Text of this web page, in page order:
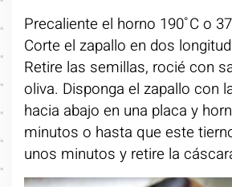
Precaliente el horno 190˚C o
Corte el zapallo en dos
Retire las semillas, rocié con
oliva. Disponga el zapallo con
hacia abajo en una placa y
minutos o hasta que este
unos minutos y retire la